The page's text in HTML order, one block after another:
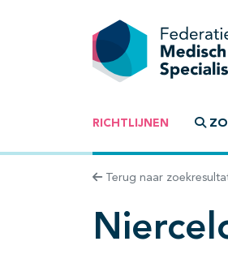
RICHTLIJNEN
Terug naar